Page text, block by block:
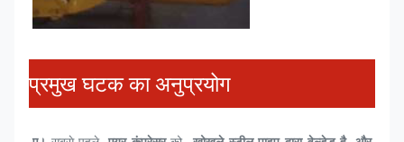
प्रमुख घटक का अनुप्रयोग